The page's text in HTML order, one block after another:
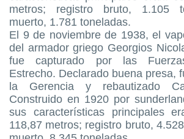
metros; registro bruto, 1.105
muerto, 1.781 toneladas.
El 9 de noviembre de 1938, el
del armador griego Georgios
fue capturado por las
Estrecho. Declarado buena presa,
la Gerencia y rebautizado
Construido en 1920 por
sus características principales
118,87 metros; registro bruto,